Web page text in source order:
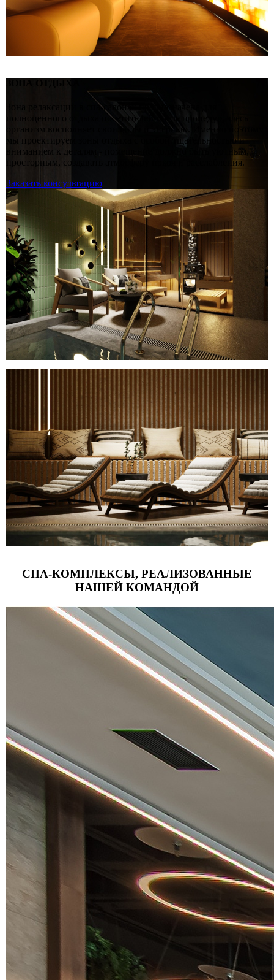
Зона релаксации в спа-салонах предназначена для
полноценного отдыха посетителей после процедур, здесь
организм восполняет свои силы и энергию. Именно поэтому
мы проектируем зоны отдыха с особой тщательностью и
вниманием к деталям - помещение должно быть уютным,
просторным, создавать атмосферу покоя и расслабления.
Заказать консультацию
СПА-КОМПЛЕКСЫ, РЕАЛИЗОВАННЫЕ
НАШЕЙ КОМАНДОЙ